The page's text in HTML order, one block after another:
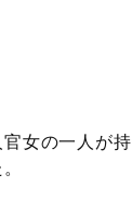
女の一人が